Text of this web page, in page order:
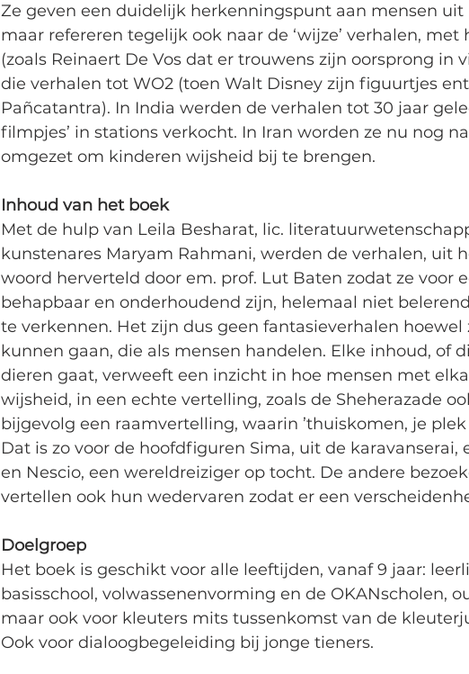
Ze geven een duidelijk herkenningspunt aan mensen
maar refereren tegelijk ook naar de ‘wijze’ verhalen,
(zoals Reinaert De Vos dat er trouwens zijn oorsprong in
die verhalen tot WO2 (toen Walt Disney zijn figuurtjes
Pañcatantra). In India werden de verhalen tot 30 jaar
filmpjes’ in stations verkocht. In Iran worden ze nu nog
omgezet om kinderen wijsheid bij te brengen.
Inhoud van het boek
Met de hulp van Leila Besharat, lic.
kunstenares Maryam Rahmani, werden de verhalen, uit
woord herverteld door em. prof. Lut Baten zodat ze voor
behapbaar en onderhoudend zijn, helemaal niet
te verkennen. Het zijn dus geen fantasieverhalen hoewel
kunnen gaan, die als mensen handelen. Elke inhoud, of
dieren gaat, verweeft een inzicht in hoe mensen met
wijsheid, in een echte vertelling, zoals de Sheherazade
bijgevolg een raamvertelling, waarin ’thuiskomen, je plek
Dat is zo voor de hoofdfiguren Sima, uit de karavanserai,
en Nescio, een wereldreiziger op tocht. De andere
vertellen ook hun wedervaren zodat er een
Doelgroep
Het boek is geschikt voor alle leeftijden, vanaf 9 jaar:
basisschool, volwassenenvorming en de OKANscholen,
maar ook voor kleuters mits tussenkomst van de
Ook voor dialoogbegeleiding bij jonge tieners.